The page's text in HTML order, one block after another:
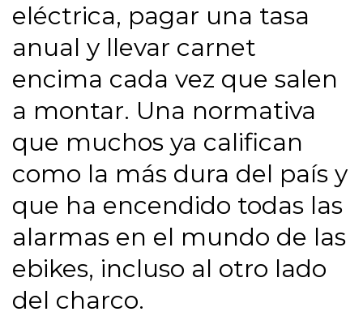
eléctrica, pagar una tasa
anual y llevar carnet
encima cada vez que salen
a montar. Una normativa
que muchos ya califican
como la más dura del país y
que ha encendido todas las
alarmas en el mundo de las
ebikes, incluso al otro lado
del charco.